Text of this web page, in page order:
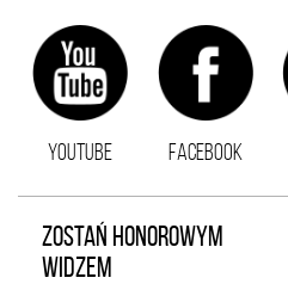
YOUTUBE FACEBOOK
ZOSTAŃ HONOROWYM
WIDZEM